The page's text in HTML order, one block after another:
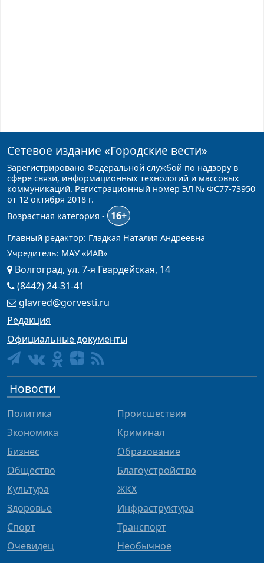
Сетевое издание «Городские вести»
Зарегистрировано Федеральной службой по надзору в
сфере связи, информационных технологий и массовых
коммуникаций. Регистрационный номер ЭЛ № ФС77-73950
от 12 октября 2018 г.
Возрастная категория -
16+
Главный редактор: Гладкая Наталия Андреевна
Учредитель: МАУ «ИАВ»
Волгоград, ул. 7-я Гвардейская, 14
(8442) 24-31-41
glavred@gorvesti.ru
Редакция
Официальные документы
Новости
Политика
Экономика
Бизнес
Общество
Культура
Здоровье
Спорт
Очевидец
Происшествия
Криминал
Образование
Благоустройство
ЖКХ
Инфраструктура
Транспорт
Необычное